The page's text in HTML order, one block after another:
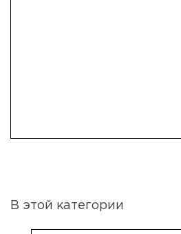
В этой категории